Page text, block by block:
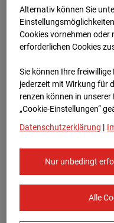
Robert-Bosch-
Archivdatum:
Europe/Berlin
Alternativ können Sie
Cookies vornehmen oder
erforderlichen Cookies
Sie können Ihre
jederzeit mit Wirkung für
renzen können in
„Cookie-Einstellungen“
Datenschutzerklärung |
Nur unbedingt
Alle